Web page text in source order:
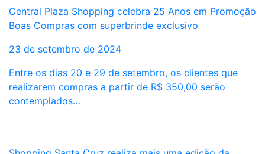
Central Plaza Shopping celebra 25 Anos em Promoção
Boas Compras com superbrinde exclusivo
23 de setembro de 2024
Entre os dias 20 e 29 de setembro, os clientes que
realizarem compras a partir de R$ 350,00 serão
contemplados…